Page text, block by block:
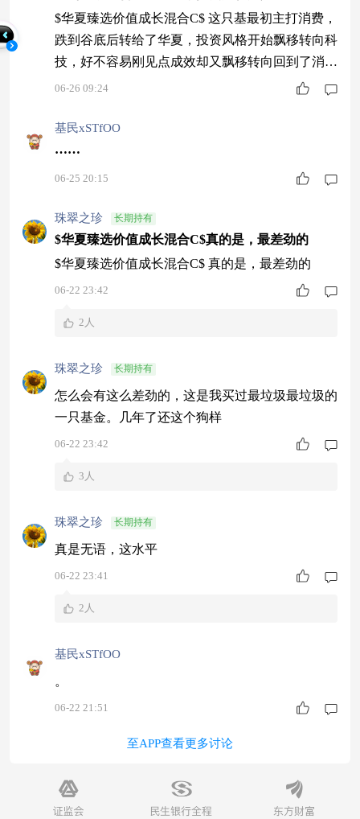
$华夏臻选价值成长混合C$ 这只基最初主打消费，
跌到谷底后转给了华夏，投资风格开始飘移转向科
技，好不容易刚见点成效却又飘移转向回到了消
费，一年来频繁调仓却又总是调不对方向，搞不懂
06-26 09:24
基民xSTfOO
……
06-25 20:15
珠翠之珍 长期持有
$华夏臻选价值成长混合C$真的是，最差劲的
$华夏臻选价值成长混合C$ 真的是，最差劲的
06-22 23:42
2人
珠翠之珍 长期持有
怎么会有这么差劲的，这是我买过最垃圾最垃圾的
一只基金。几年了还这个狗样
06-22 23:42
3人
珠翠之珍 长期持有
真是无语，这水平
06-22 23:41
2人
基民xSTfOO
。
06-22 21:51
至APP查看更多讨论